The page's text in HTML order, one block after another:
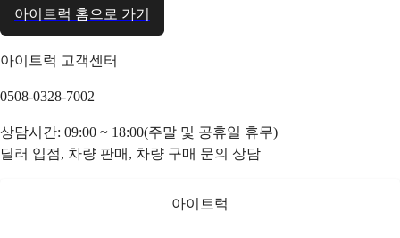
아이트럭 홈으로 가기
아이트럭 고객센터
0508-0328-7002
상담시간: 09:00 ~ 18:00(주말 및 공휴일 휴무)
딜러 입점, 차량 판매, 차량 구매 문의 상담
아이트럭